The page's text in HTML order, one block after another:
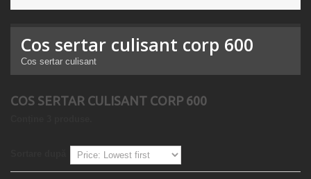
Cos sertar culisant corp 600
Cos sertar culisant
COS SERTAR CULISANT CORP 600